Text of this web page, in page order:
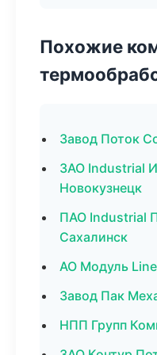
Похожие
Завод Поток
ЗАО Industrial
Новокузнецк
ПАО Industrial
Сахалинск
АО Модуль
Завод Пак
НПП Групп